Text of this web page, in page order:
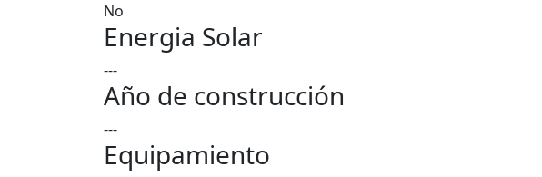
No
Energia Solar
---
Año de construcción
---
Equipamiento